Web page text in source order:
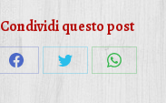
Condividi questo post
CondividiCondividiCondividi